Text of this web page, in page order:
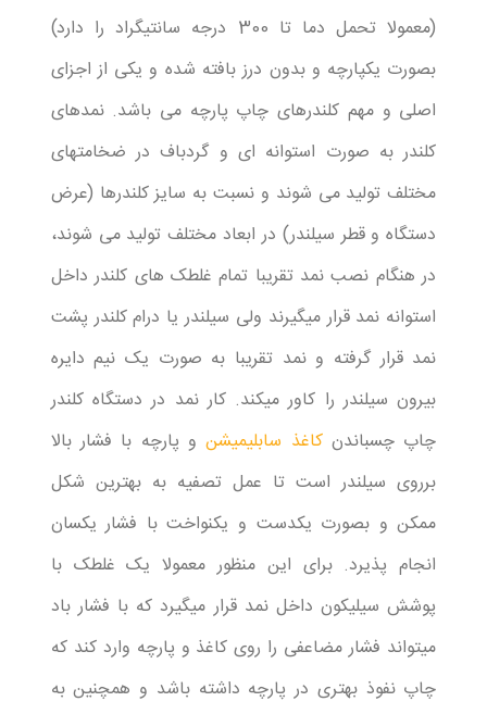
(معمولا تحمل دما تا 300 درجه سانتیگراد را دارد)
بصورت یکپارچه و بدون درز بافته شده و یکی از اجزای
اصلی و مهم کلندرهای چاپ پارچه می باشد. نمدهای
کلندر به صورت استوانه ای و گردباف در ضخامتهای
مختلف تولید می شوند و نسبت به سایز کلندرها (عرض
دستگاه و قطر سیلندر) در ابعاد مختلف تولید می شوند،
در هنگام نصب نمد تقریبا تمام غلطک های کلندر داخل
استوانه نمد قرار میگیرند ولی سیلندر یا درام کلندر پشت
نمد قرار گرفته و نمد تقریبا به صورت یک نیم دایره
بیرون سیلندر را کاور میکند. کار نمد در دستگاه کلندر
چاپ چسباندنکاغذ سابلیمیشن و پارچه با فشار بالا
برروی سیلندر است تا عمل تصفیه به بهترین شکل
ممکن و بصورت یکدست و یکنواخت با فشار یکسان
انجام پذیرد. برای این منظور معمولا یک غلطک با
پوشش سیلیکون داخل نمد قرار میگیرد که با فشار باد
میتواند فشار مضاعفی را روی کاغذ و پارچه وارد کند که
چاپ نفوذ بهتری در پارچه داشته باشد و همچنین به